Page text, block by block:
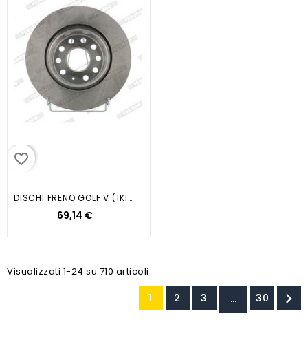
favorite_border
DISCHI FRENO GOLF V (1K1)...
69,14 €
Visualizzati 1-24 su 710 articoli
1 2 3 … 30 